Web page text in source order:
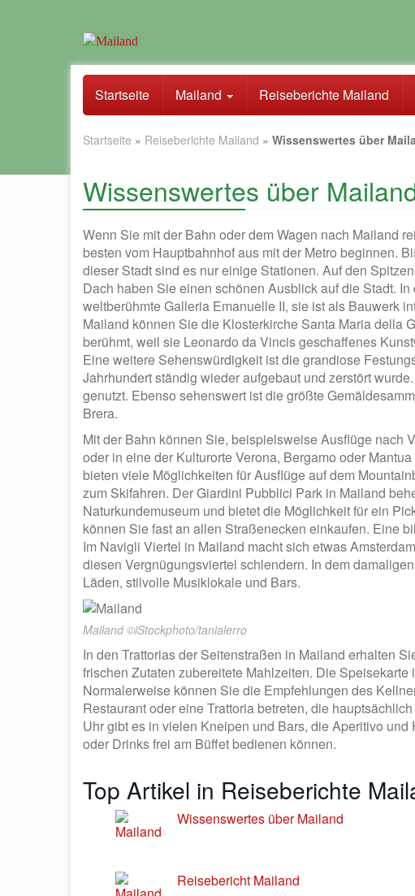
Startseite Mailand Reiseberichte Mailand
Startseite » Reiseberichte Mailand » Wissenswertes über
Wissenswertes über
Wenn Sie mit der Bahn oder dem Wagen nach Mailand
besten vom Hauptbahnhof aus mit der Metro beginnen.
dieser Stadt sind es nur einige Stationen. Auf den
Dach haben Sie einen schönen Ausblick auf die Stadt.
weltberühmte Galleria Emanuelle II, sie ist als Bauwerk
Mailand können Sie die Klosterkirche Santa Maria della
berühmt, weil sie Leonardo da Vincis geschaffenes
Eine weitere Sehenswürdigkeit ist die grandiose
Jahrhundert ständig wieder aufgebaut und zerstört
genutzt. Ebenso sehenswert ist die größte
Brera.
Mit der Bahn können Sie, beispielsweise Ausflüge nach
oder in eine der Kulturorte Verona, Bergamo oder
bieten viele Möglichkeiten für Ausflüge auf dem
zum Skifahren. Der Giardini Pubblici Park in Mailand
Naturkundemuseum und bietet die Möglichkeit für ein
können Sie fast an allen Straßenecken einkaufen. Eine
Im Navigli Viertel in Mailand macht sich etwas
diesen Vergnügungsviertel schlendern. In dem
Läden, stilvolle Musiklokale und Bars.
Mailand ©iStockphoto/tanialerro
In den Trattorias der Seitenstraßen in Mailand erhalten
frischen Zutaten zubereitete Mahlzeiten. Die
Normalerweise können Sie die Empfehlungen des
Restaurant oder eine Trattoria betreten, die
Uhr gibt es in vielen Kneipen und Bars, die Aperitivo
oder Drinks frei am Büffet bedienen können.
Top Artikel in Reiseberichte
Wissenswertes über Mailand
Reisebericht Mailand